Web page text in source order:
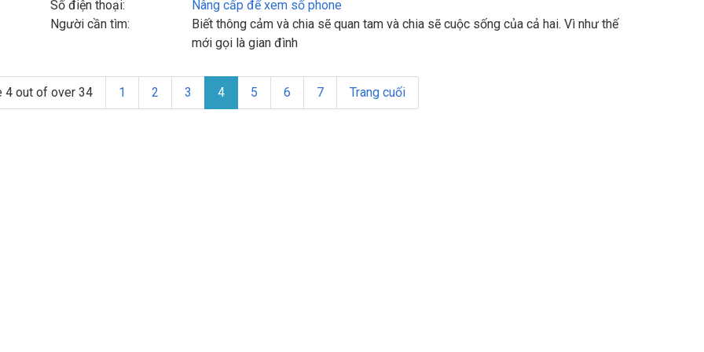
Số điện thoại:
Nâng cấp để xem số phone
Người cần tìm:
Biết thông cảm và chia sẽ quan tam và chia sẽ cuộc sống của cả hai. Vì như thế
mới gọi là gian đình
4 out of over 34 1 2 3 4 5 6 7 Trang cuối